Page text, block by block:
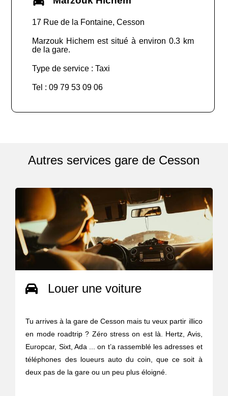
17 Rue de la Fontaine, Cesson
Marzouk Hichem est situé à environ 0.3 km
de la gare.
Type de service : Taxi
Tel : 09 79 53 09 06
Autres services gare de Cesson
Louer une voiture
Tu arrives à la gare de Cesson mais tu veux partir illico
en mode roadtrip ? Zéro stress on est là. Hertz, Avis,
Europcar, Sixt, Ada ... on t’a rassemblé les adresses et
téléphones des loueurs auto du coin, que ce soit à
deux pas de la gare ou un peu plus éloigné.